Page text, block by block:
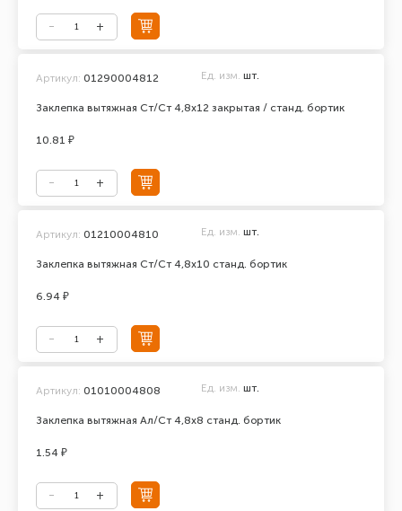
Заклепка вытяжная Ст/Ст 4,8х12 закрытая / станд. бортик
Артикул: 01290004812 Ед. изм. шт.
10.81 ₽
Заклепка вытяжная Ст/Ст 4,8х10 станд. бортик
Артикул: 01210004810 Ед. изм. шт.
6.94 ₽
Заклепка вытяжная Ал/Ст 4,8х8 станд. бортик
Артикул: 01010004808 Ед. изм. шт.
1.54 ₽